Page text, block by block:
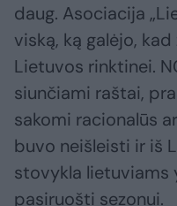
daug. Asociacija
viską, ką galėjo,
Lietuvos rinktinei.
siunčiami raštai,
sakomi racionalūs
buvo neišleisti ir iš
stovykla lietuviams
pasiruošti sezonui.